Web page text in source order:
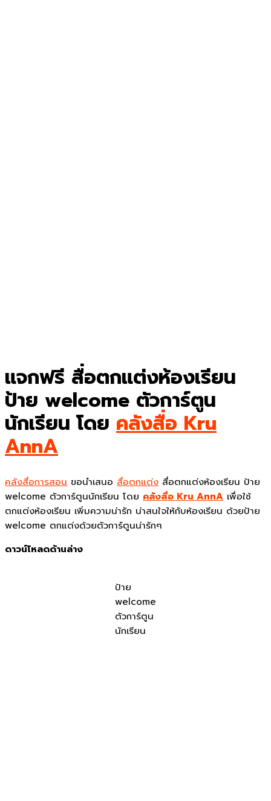
แจกฟรี สื่อตกแต่งห้องเรียน
ป้าย welcome ตัวการ์ตูน
นักเรียน โดย คลังสื่อ Kru
AnnA
คลังสื่อการสอน ขอนำเสนอ สื่อตกแต่ง สื่อตกแต่งห้องเรียน ป้าย
welcome ตัวการ์ตูนนักเรียน โดย คลังสื่อ Kru AnnA เพื่อใช้
ตกแต่งห้องเรียน เพิ่มความน่ารัก น่าสนใจให้กับห้องเรียน ด้วยป้าย
welcome ตกแต่งด้วยตัวการ์ตูนน่ารักๆ
ดาวน์โหลดด้านล่าง
ป้าย
welcome
ตัวการ์ตูน
นักเรียน